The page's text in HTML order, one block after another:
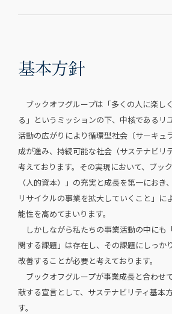
基本方針
ブックオフグループは「多くの人に楽し
る」というミッションの下、中核であるリ
活動の広がりにより循環型社会（サーキュ
成が進み、持続可能な社会（サステナビリ
考えております。その実現において、ブッ
（人的資本）」の充実と成長を第一におき
リサイクルの事業を拡大していくこと」に
能性を高めてまいります。
しかしながら私たちの事業活動の中にも
関する課題」は存在し、その課題にしっか
改善することが必要と考えております。
ブックオフグループが事業成長と合わせ
献する宣言として、サステナビリティ基本
す。